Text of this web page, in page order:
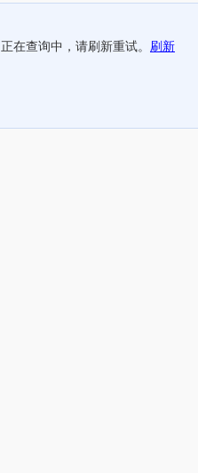
正在查询中，请刷新重试。 刷新